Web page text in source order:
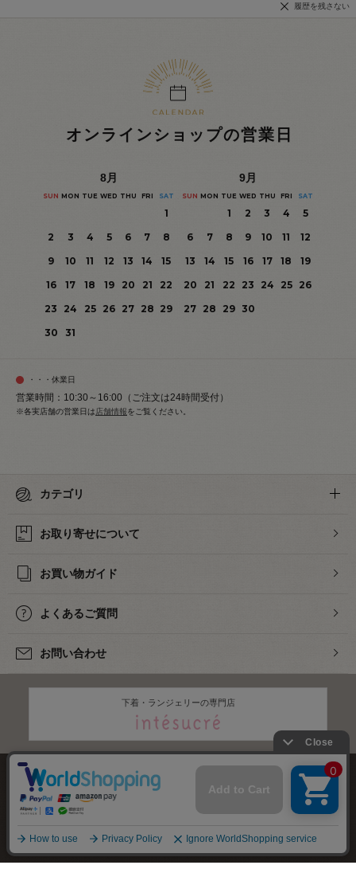
履歴を残さない
オンラインショップの営業日
8月
SUN MON TUE WED THU FRI SAT
1
2
3 4 5 6 7
8
9
10 11 12 13 14
15
16
17 18 19 20 21
22
23
24 25 26 27 28 29
30
31
9月
SUN MON TUE WED THU FRI SAT
1 2 3 4
5
6
7 8 9 10 11
12
13
14 15 16 17 18
19
20
21 22 23 24 25
26
27 28 29 30
・・・休業日
営業時間：10:30～16:00（ご注文は24時間受付）
※各実店舗の営業日は 店舗情報をご覧ください。
カテゴリ
お取り寄せについて
お買い物ガイド
よくあるご質問
お問い合わせ
下着・ランジェリーの専門店
株式会社オカダヤ
特定商取引法に基づく表記 プライバシーポリシー サイトマップ
2012-2026OKADAYA CO.,LTD.